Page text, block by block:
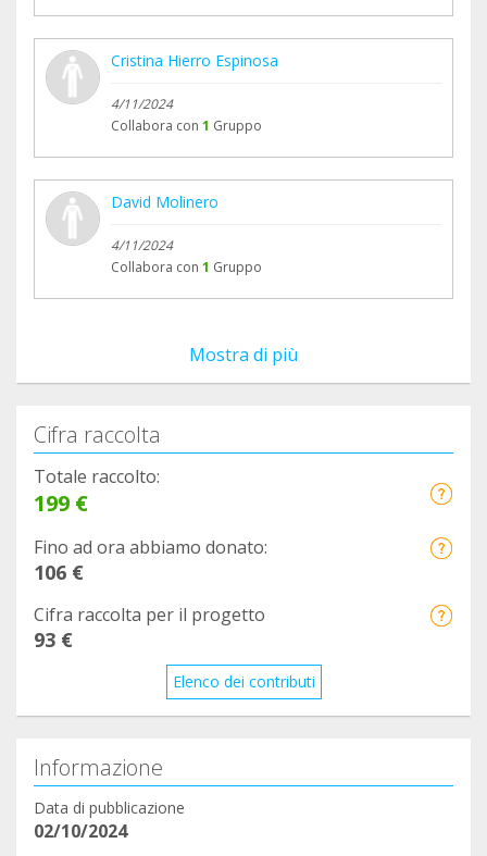
Cristina Hierro Espinosa
4/11/2024
Collabora con 1 Gruppo
David Molinero
4/11/2024
Collabora con 1 Gruppo
Mostra di più
Cifra raccolta
Totale raccolto:
199 €
Fino ad ora abbiamo donato:
106 €
Cifra raccolta per il progetto
93 €
Elenco dei contributi
Informazione
Data di pubblicazione
02/10/2024